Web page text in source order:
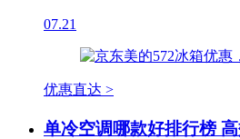
07.21
优惠直达 >
单冷空调哪款好排行榜